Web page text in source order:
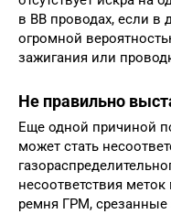
в ВВ проводах, если в
огромной
зажигания или
Не правильно
Еще одной причиной
может стать
несоответствия
ремня ГРМ, срезанные